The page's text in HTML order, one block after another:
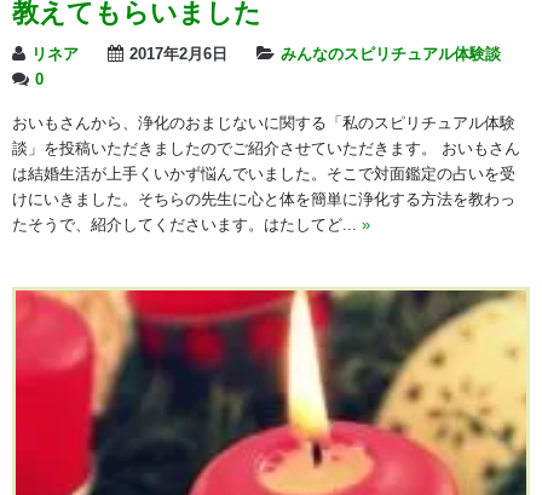
教えてもらいました
リネア 2017年2月6日
みんなのスピリチュアル体験談
0
おいもさんから、浄化のおまじないに関する「私のスピリチュアル体験
談」を投稿いただきましたのでご紹介させていただきます。 おいもさん
は結婚生活が上手くいかず悩んでいました。そこで対面鑑定の占いを受
けにいきました。そちらの先生に心と体を簡単に浄化する方法を教わっ
たそうで、紹介してくださいます。はたしてど... »